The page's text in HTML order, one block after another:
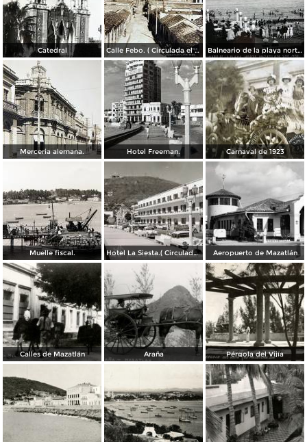
Catedral Calle Febo. ( Circulada el 22 de Septiembre de 1934 ). Balneario de la playa norte.
Merceria alemana. Hotel Freeman. Carnaval de 1923
Muelle fiscal. Hotel La Siesta.( Circulada el 30 de Octubre de 1956 ). Aeropuerto de Mazatlán
Calles de Mazatlán Araña Pérgola del Vijía